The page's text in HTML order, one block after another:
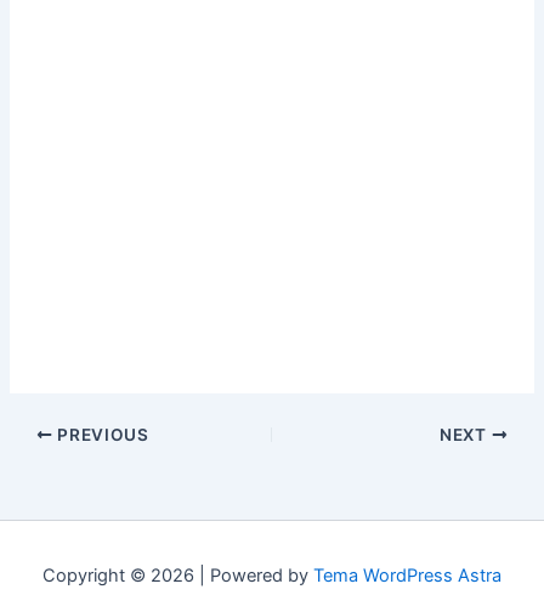
PREVIOUS NEXT
Copyright © 2026 | Powered by Tema WordPress Astra